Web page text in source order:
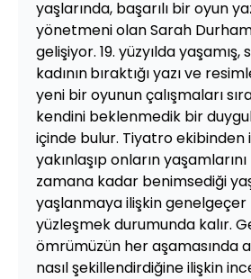
yaşlarında, başarılı bir oyun
yönetmeni olan Sarah
gelişiyor. 19. yüzyılda yaşamış,
kadınınbıraktığı yazı ve
yeni bir oyunun çalışmaları
kendini beklenmedik bir
içinde bulur. Tiyatro ekibinden
yakınlaşıp onların
zamana kadar benimsediği
yaşlanmaya ilişkin genelgeçer
yüzleşmek durumunda kalır.
ömrümüzün her aşamasında
nasıl şekillendirdiğine ilişkin